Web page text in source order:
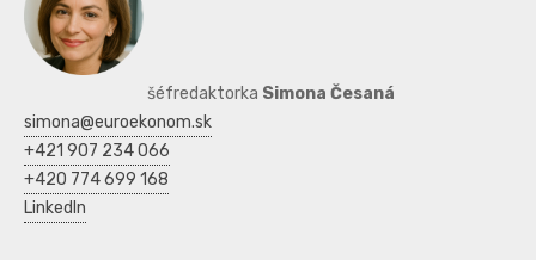
šéfredaktorka Simona Česaná
simona@euroekonom.sk
+421 907 234 066
+420 774 699 168
LinkedIn